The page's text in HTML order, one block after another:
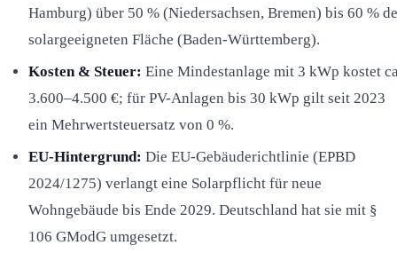
Hamburg) über 50 % (Niedersachsen, Bremen) bis 60 %
solargeeigneten Fläche (Baden-Württemberg).
Kosten & Steuer: Eine Mindestanlage mit 3 kWp kostet
3.600–4.500 €; für PV-Anlagen bis 30 kWp gilt seit 2023
ein Mehrwertsteuersatz von 0 %.
EU-Hintergrund: Die EU-Gebäuderichtlinie (EPBD
2024/1275) verlangt eine Solarpflicht für neue
Wohngebäude bis Ende 2029. Deutschland hat sie mit §
106 GModG umgesetzt.